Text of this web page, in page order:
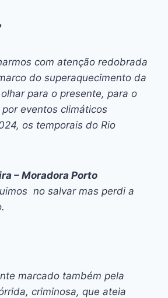
com atenção redobrada
do superaquecimento da
para o presente, para o
eventos climáticos
os temporais do Rio
– Moradora Porto
no salvar mas perdi a
marcado também pela
criminosa, que ateia